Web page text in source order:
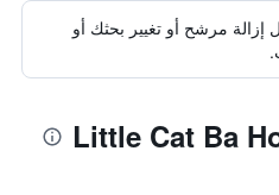
إزالة مرشح أو تغيير بحثك أو